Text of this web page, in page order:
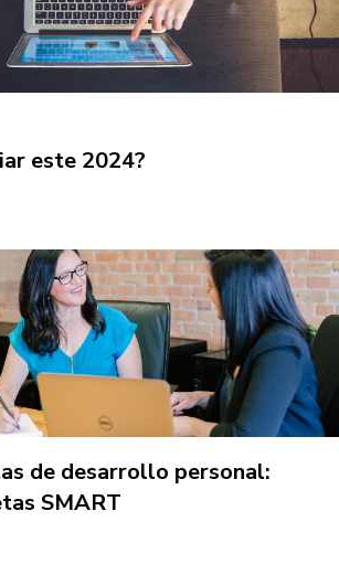
este 2024?
de desarrollo personal:
SMART